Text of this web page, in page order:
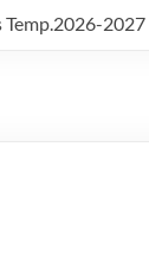
Temp.2026-2027